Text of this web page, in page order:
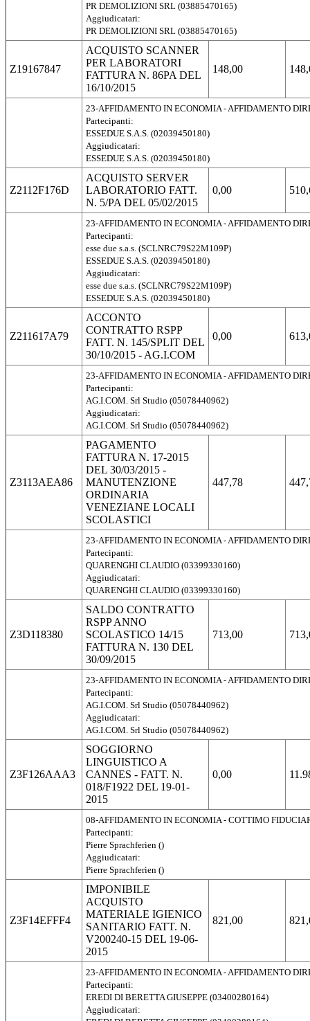
PR DEMOLIZIONI SRL (03885470165)
Aggiudicatari:
PR DEMOLIZIONI SRL (03885470165)
Z19167847
ACQUISTO SCANNER
PER LABORATORI
FATTURA N. 86PA DEL
16/10/2015
148,00
23-AFFIDAMENTO IN ECONOMIA - AFFIDAMENTO
Partecipanti:
ESSEDUE S.A.S. (02039450180)
Aggiudicatari:
ESSEDUE S.A.S. (02039450180)
Z2112F176D
ACQUISTO SERVER
LABORATORIO FATT.
N. 5/PA DEL 05/02/2015
0,00
23-AFFIDAMENTO IN ECONOMIA - AFFIDAMENTO
Partecipanti:
esse due s.a.s. (SCLNRC79S22M109P)
ESSEDUE S.A.S. (02039450180)
Aggiudicatari:
esse due s.a.s. (SCLNRC79S22M109P)
ESSEDUE S.A.S. (02039450180)
Z211617A79
ACCONTO
CONTRATTO RSPP
FATT. N. 145/SPLIT DEL
30/10/2015 - AG.I.COM
0,00
23-AFFIDAMENTO IN ECONOMIA - AFFIDAMENTO
Partecipanti:
AG.I.COM. Srl Studio (05078440962)
Aggiudicatari:
AG.I.COM. Srl Studio (05078440962)
Z3113AEA86
PAGAMENTO
FATTURA N. 17-2015
DEL 30/03/2015 -
MANUTENZIONE
ORDINARIA
VENEZIANE LOCALI
SCOLASTICI
447,78
23-AFFIDAMENTO IN ECONOMIA - AFFIDAMENTO
Partecipanti:
QUARENGHI CLAUDIO (03399330160)
Aggiudicatari:
QUARENGHI CLAUDIO (03399330160)
Z3D118380
SALDO CONTRATTO
RSPP ANNO
SCOLASTICO 14/15
FATTURA N. 130 DEL
30/09/2015
713,00
23-AFFIDAMENTO IN ECONOMIA - AFFIDAMENTO
Partecipanti:
AG.I.COM. Srl Studio (05078440962)
Aggiudicatari:
AG.I.COM. Srl Studio (05078440962)
Z3F126AAA3
SOGGIORNO
LINGUISTICO A
CANNES - FATT. N.
018/F1922 DEL 19-01-
2015
0,00
08-AFFIDAMENTO IN ECONOMIA - COTTIMO
Partecipanti:
Pierre Sprachferien ()
Aggiudicatari:
Pierre Sprachferien ()
Z3F14EFFF4
IMPONIBILE
ACQUISTO
MATERIALE IGIENICO
SANITARIO FATT. N.
V200240-15 DEL 19-06-
2015
821,00
23-AFFIDAMENTO IN ECONOMIA - AFFIDAMENTO
Partecipanti:
EREDI DI BERETTA GIUSEPPE (03400280164)
Aggiudicatari: